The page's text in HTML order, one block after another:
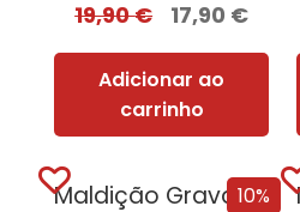
19,90€ 17,90 €
Adicionar ao
carrinho
10%
Maldição Gravada em Osso